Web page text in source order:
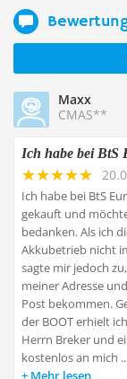
Maxx
CMAS**
Ich habe bei BtS
Ich habe bei BtS
gekauft und
bedanken. Als ich
Akkubetrieb nicht
sagte mir jedoch
meiner Adresse
Post bekommen.
der BOOT erhielt
Herrn Breker und
kostenlos an mich
Mehr lesen